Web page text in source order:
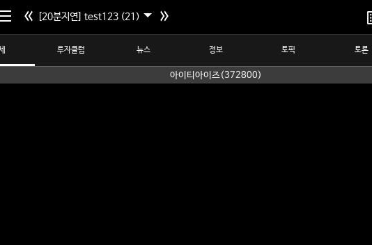
[20분지연] test123 (21)
투자클럽 뉴스 정보 토픽 토론
아이티아이즈(372800)